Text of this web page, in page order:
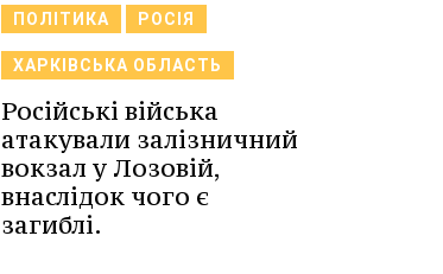
ПОЛІТИКА РОСІЯ
ХАРКІВСЬКА ОБЛАСТЬ
Російські війська
атакували залізничний
вокзал у Лозовій,
внаслідок чого є
загиблі.